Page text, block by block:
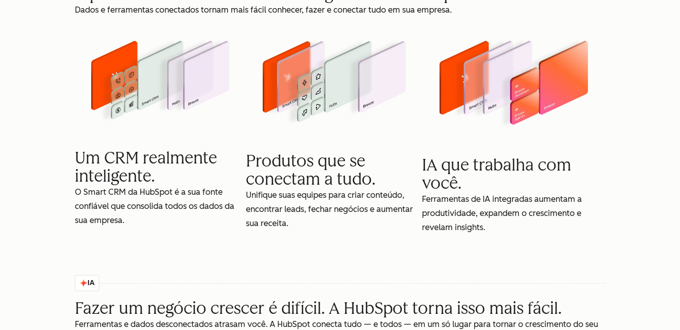
Dados e ferramentas conectados tornam mais fácil conhecer, fazer e conectar tudo em sua empresa.
Um CRM realmente
inteligente.
O Smart CRM da HubSpot é a sua fonte
confiável que consolida todos os dados da
sua empresa.
Produtos que se
conectam a tudo.
Unifique suas equipes para criar conteúdo,
encontrar leads, fechar negócios e aumentar
sua receita.
IA que trabalha com
você.
Ferramentas de IA integradas aumentam a
produtividade, expandem o crescimento e
revelam insights.
IA
Fazer um negócio crescer é difícil. A HubSpot torna isso mais fácil.
Ferramentas e dados desconectados atrasam você. A HubSpot conecta tudo — e todos — em um só lugar para tornar o crescimento do seu